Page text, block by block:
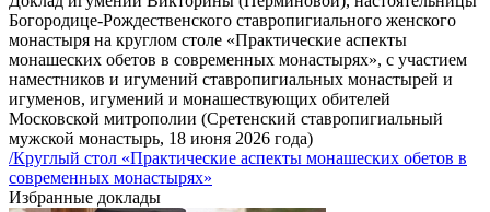
Богородице-Рождественского ставропигиального женского
монастыря на круглом столе «Практические аспекты
монашеских обетов в современных монастырях», с участием
наместников и игумений ставропигиальных монастырей и
игуменов, игумений и монашествующих обителей
Московской митрополии (Сретенский ставропигиальный
мужской монастырь, 18 июня 2026 года)
/Круглый стол «Практические аспекты монашеских обетов в
современных монастырях»
Избранные доклады